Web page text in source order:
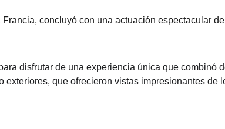
concluyó con una actuación espectacular
disfrutar de una experiencia única que combinó
que ofrecieron vistas impresionantes de